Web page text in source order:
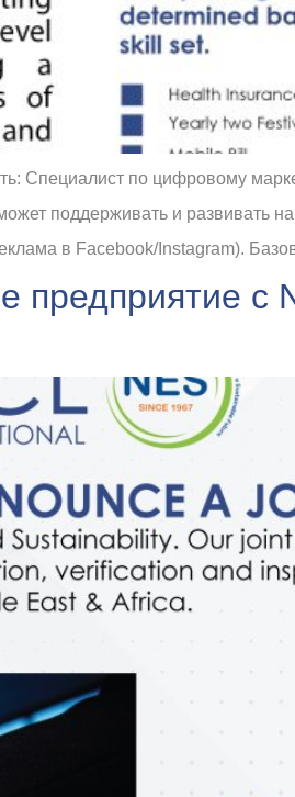
Специалист по цифровому
поддерживать и развивать
в Facebook/Instagram).
предприятие с